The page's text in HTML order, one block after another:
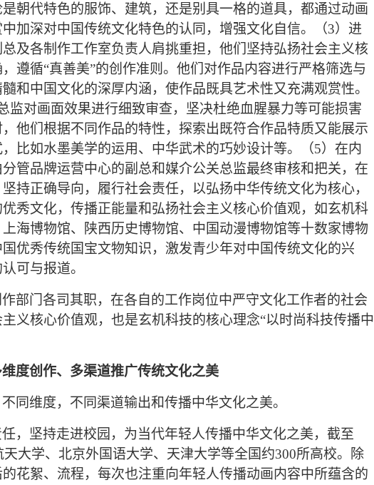
朝代特色的服饰、建筑，还是别具一格的道具，都通过动画
加深对中国传统文化特色的认同，增强文化自信。（3） 进
及各制作工作室负责人肩挑重担，他们坚持弘扬社会主义核
遵循“真善美”的创作准则。他们对作品内容进行严格筛选与
和中国文化的深厚内涵，使作品既具艺术性又充满观赏性。
监对画面效果进行细致审查，坚决杜绝血腥暴力等可能损害
他们根据不同作品的特性，探索出既符合作品特质又能展示
比如水墨美学的运用、中华武术的巧妙设计等。（5）在内
管品牌运营中心的副总和媒介公关总监最终审核和把关，在
持正确导向，履行社会责任，以弘扬中华传统文化为核心，
秀文化，传播正能量和弘扬社会主义核心价值观，如玄机科
海博物馆、陕西历史博物馆、中国动漫博物馆等十数家博物
优秀传统国宝文物知识，激发青少年对中国传统文化的兴
可与报道。
部门各司其职，在各自的工作岗位中严守文化工作者的社会
义核心价值观，也是玄机科技的核心理念“以时尚科技传播中
维度创作、多渠道推广传统文化之美
同维度，不同渠道输出和传播中华文化之美。
， 坚持走进校园，为当代年轻人传播中华文化之美，截至
大学、北京外国语大学、天津大学等全国约300所高校。除
花絮、流程，每次也注重向年轻人传播动画内容中所蕴含的